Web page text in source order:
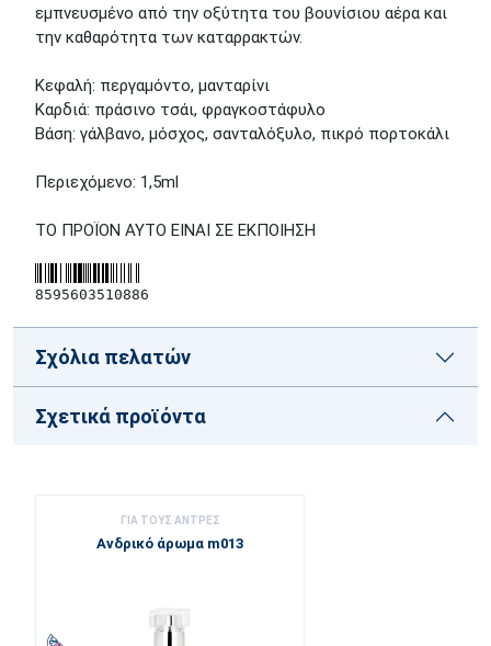
εμπνευσμένο από την οξύτητα του βουνίσιου αέρα και
την καθαρότητα των καταρρακτών.
Κεφαλή: περγαμόντο, μανταρίνι
Καρδιά: πράσινο τσάι, φραγκοστάφυλο
Βάση: γάλβανο, μόσχος, σανταλόξυλο, πικρό πορτοκάλι
Περιεχόμενο: 1,5ml
ΤΟ ΠΡΟΪΟΝ ΑΥΤΟ ΕΙΝΑΙ ΣΕ ΕΚΠΟΙΗΣΗ
8595603510886
Σχόλια πελατών
Σχετικά προϊόντα
ΓΙΑ ΤΟΥΣ ΑΝΤΡΕΣ
Ανδρικό άρωμα m013